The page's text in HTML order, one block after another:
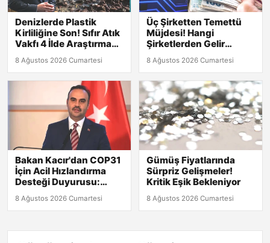
Denizlerde Plastik
Kirliliğine Son! Sıfır Atık
Vakfı 4 İlde Araştırma
Başlatıyor
8 Ağustos 2026 Cumartesi
Üç Şirketten Temettü
Müjdesi! Hangi
Şirketlerden Gelir
Bekleniyor?
8 Ağustos 2026 Cumartesi
Bakan Kacır'dan COP31
İçin Acil Hızlandırma
Desteği Duyurusu:
Ağustos!
8 Ağustos 2026 Cumartesi
Gümüş Fiyatlarında
Sürpriz Gelişmeler!
Kritik Eşik Bekleniyor
8 Ağustos 2026 Cumartesi